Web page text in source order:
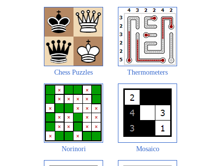
Chess Puzzles Thermometers
Norinori Mosaico